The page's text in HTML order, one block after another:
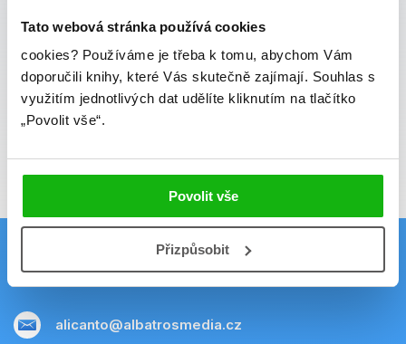
Tato webová stránka používá cookies
cookies? Používáme je třeba k tomu, abychom Vám
doporučili knihy, které Vás skutečně zajímají. Souhlas s
využitím jednotlivých dat udělíte kliknutím na tlačítko
„Povolit vše“.
Povolit vše
Přizpůsobit
Souhlasím se zpracováním osobních údajů
Vaše e-mailová adresa je u nás v bezpečí.
Kontakt
alicanto@albatrosmedia.cz